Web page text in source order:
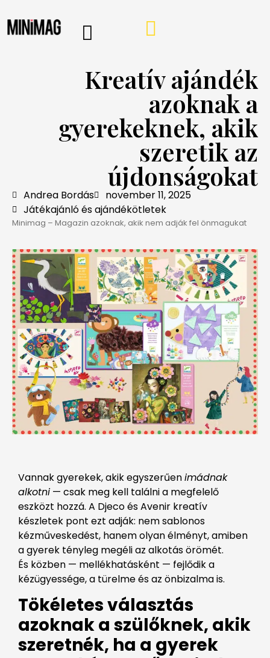
Kreatív ajándék
azoknak a
gyerekeknek, akik
szeretik az
újdonságokat
Andrea Bordás
november 11, 2025
Játékajánló és ajándékötletek
Minimag – Magazin azoknak, akik nem adják fel önmagukat
Vannak gyerekek, akik egyszerűenimádnak
alkotni — csak meg kell találni a megfelelő
eszközt hozzá. A Djeco és Avenir kreatív
készletek pont ezt adják: nem sablonos
kézműveskedést, hanem olyan élményt, amiben
a gyerek tényleg megéli az alkotás örömét.
És közben — mellékhatásként — fejlődik a
kézügyessége, a türelme és az önbizalma is.
Tökéletes választás
azoknak a szülőknek, akik
szeretnék, ha a gyerek